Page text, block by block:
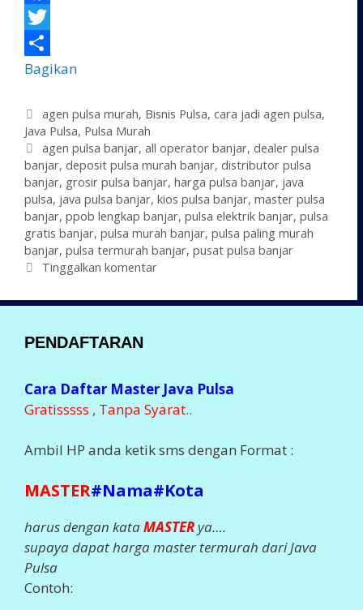
F
a
c
b
o
o
k
T
w
t
t
e
r
Bagikan
K
a
t
e
g
o
r
i
agen pulsa murah, Bisnis Pulsa, cara jadi agen pulsa,
Java Pulsa, Pulsa Murah
T
a
g
agen pulsa banjar, all operator banjar, dealer pulsa
banjar, deposit pulsa murah banjar, distributor pulsa
banjar, grosir pulsa banjar, harga pulsa banjar, java
pulsa, java pulsa banjar, kios pulsa banjar, master pulsa
banjar, ppob lengkap banjar, pulsa elektrik banjar, pulsa
gratis banjar, pulsa murah banjar, pulsa paling murah
banjar, pulsa termurah banjar, pusat pulsa banjar
Tinggalkan komentar
PENDAFTARAN
Cara Daftar Master Java Pulsa
Gratisssss , Tanpa Syarat..
Ambil HP anda ketik sms dengan Format :
MASTER#Nama#Kota
harus dengan kataMASTER ya….
supaya dapat harga master termurah dari Java
Pulsa
Contoh: